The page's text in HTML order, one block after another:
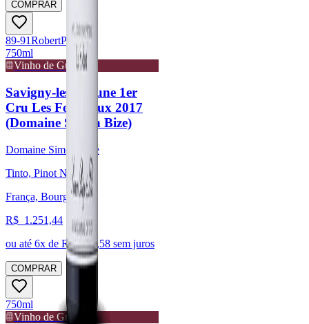
COMPRAR
89-91RobertParker
750ml
Vinho de Guarda
Savigny-les-Beaune 1er
Cru Les Fournaux 2017
(Domaine Simon Bize)
Domaine Simon Bize
Tinto, Pinot Noir
França, Bourgogne
R$ 1.251,44
ou até 6x de R$ 208,58 sem juros
COMPRAR
750ml
Vinho de Guarda